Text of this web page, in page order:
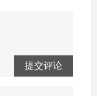
提交评论